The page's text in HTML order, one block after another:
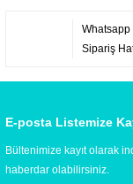
Whatsapp
Sipariş
E-posta Listemize
Bültenimize kayıt olarak
haberdar olabilirsiniz.